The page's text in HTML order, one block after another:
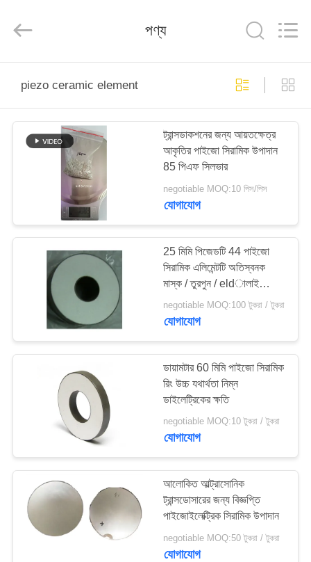
পণ্য
কারখানা
নিয়ন্ত্রণ
জন্য
আবেদন
সাইট
Reserved.
পণ্য
piezo ceramic element
ট্রান্সডাকশনের জন্য আয়তক্ষেত্র
আকৃতির পাইজো সিরামিক উপাদান
85 পিএফ সিলভার
negotiable MOQ:10 পিস/পিস
যোগাযোগ
25 মিমি পিজেডটি 44 পাইজো
সিরামিক এলিমেন্টটি অতিস্বনক
মাস্ক / তুরপুন / eldালাই
মেশিনের জন্য
negotiable MOQ:100 টুকরা / টুকরা
যোগাযোগ
ডায়ামটার 60 মিমি পাইজো সিরামিক
রিং উচ্চ যথার্থতা নিম্ন
ডাইলেট্রিকের ক্ষতি
negotiable MOQ:10 টুকরা / টুকরা
যোগাযোগ
আলোকিত আল্ট্রাসোনিক
ট্রান্সডোসারের জন্য বিজ্ঞপ্তি
পাইজোইলেক্ট্রিক সিরামিক উপাদান
negotiable MOQ:50 টুকরা / টুকরা
যোগাযোগ